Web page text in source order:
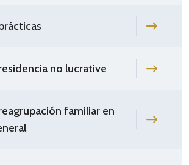
no lucrative
familiar en